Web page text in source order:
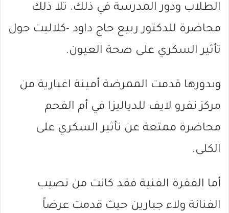
الطلاب ودور المدرسة في ذلك. تلا ذلك
محاضرة للدكتور ربيع حاج داود -كلاليت حول
تأثير السكري على صحة العيون.
وبدورها قدمت الممرضة أمينة اغبارية من
مركز نفرو لايف للدياليزا في أم الفحم
محاضرة ممتعة عن تأثير السكري على
الكلى.
أما الفقرة الفنية فقد كانت من نصيب
الفنانة ولاء جبارين حيث قدمت عرضاً